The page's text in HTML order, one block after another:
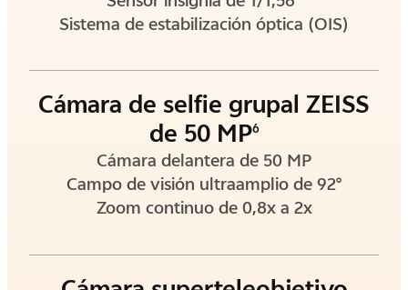
Sistema de estabilización óptica (OIS)
Cámara de selfie grupal ZEISS
de 50 MP6
Cámara delantera de 50 MP
Campo de visión ultraamplio de 92°
Zoom continuo de 0,8x a 2x